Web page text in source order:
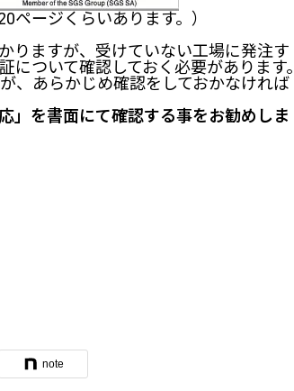
ページくらいあります。）
りますが、受けていない工場に発注す
ついて確認しておく必要があります。
、あらかじめ確認をしておかなければ
」を書面にて確認する事をお勧めしま
note